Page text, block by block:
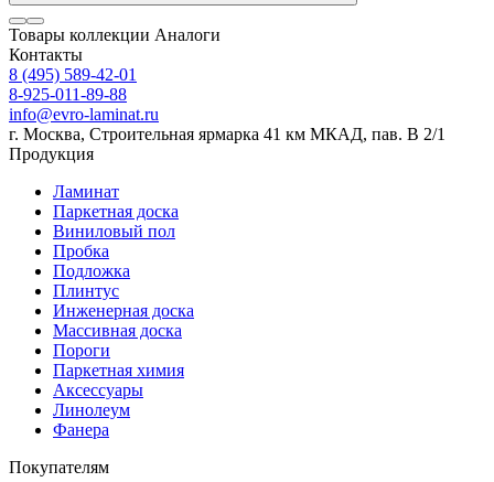
Товары коллекции Аналоги
Контакты
8 (495) 589-42-01
8-925-011-89-88
info@evro-laminat.ru
г. Москва, Строительная ярмарка 41 км МКАД, пав. В 2/1
Продукция
Ламинат
Паркетная доска
Виниловый пол
Пробка
Подложка
Плинтус
Инженерная доска
Массивная доска
Пороги
Паркетная химия
Аксессуары
Линолеум
Фанера
Покупателям